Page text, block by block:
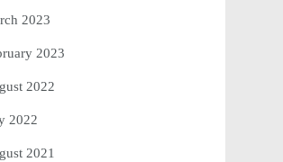
2023
2023
2022
2022
2021